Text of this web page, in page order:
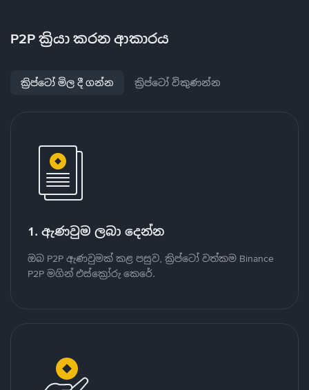
P2P ක්‍රියා කරන ආකාරය
ක්‍රිප්ටෝ මිල දී ගන්න ක්‍රිප්ටෝ විකුණන්න
1. ඇණවුම ලබා දෙන්න
ඔබ P2P ඇණවුමක් කළ පසුව, ක්‍රිප්ටෝ වත්කම Binance
P2P මගින් එස්ක්‍රෝරු කෙරේ.